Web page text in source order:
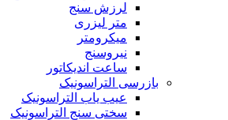
لرزش سنج
متر لیزری
میکرومتر
نیروسنج
ساعت اندیکاتور
بازرسی التراسونیک
عیب یاب التراسونیک
سختی سنج التراسونیک